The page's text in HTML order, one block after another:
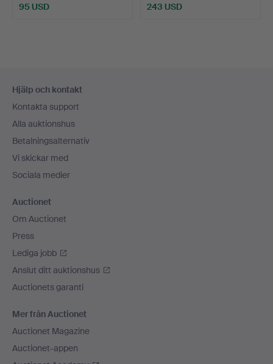
95 USD 243 USD
Hjälp och kontakt
Kontakta support
Alla auktionshus
Betalningsalternativ
Vi skickar med
Sociala medier
Auctionet
Om Auctionet
Press
Lediga jobb
Anslut ditt auktionshus
Auctionets garanti
Mer från Auctionet
Auctionet Magazine
Auctionet-appen